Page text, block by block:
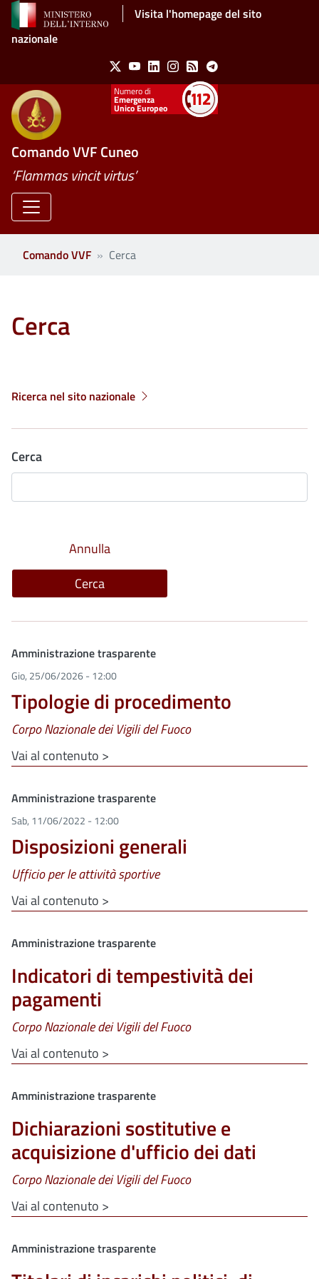
Salta al contenuto principaleVisita l'homepage del sito
nazionale
Social Menu
X YoutubeLinkedinInstagram
Feed Telegram
Emergenza
Unico Europeo
Comando VVF Cuneo
’Flammas vincit virtus’
Comando VVF Cerca
Cerca
Ricerca nel sito nazionale
Cerca
Clone di
Amministrazione trasparente
Gio, 25/06/2026 - 12:00
Tipologie di procedimento
Corpo Nazionale dei Vigili del Fuoco
Vai al contenuto >
Clone di
Amministrazione trasparente
Sab, 11/06/2022 - 12:00
Disposizioni generali
Ufficio per le attività sportive
Vai al contenuto >
Clone di
Amministrazione trasparente
Indicatori di tempestività dei
pagamenti
Corpo Nazionale dei Vigili del Fuoco
Vai al contenuto >
Clone di
Amministrazione trasparente
Dichiarazioni sostitutive e
acquisizione d'ufficio dei dati
Corpo Nazionale dei Vigili del Fuoco
Vai al contenuto >
Clone di
Amministrazione trasparente